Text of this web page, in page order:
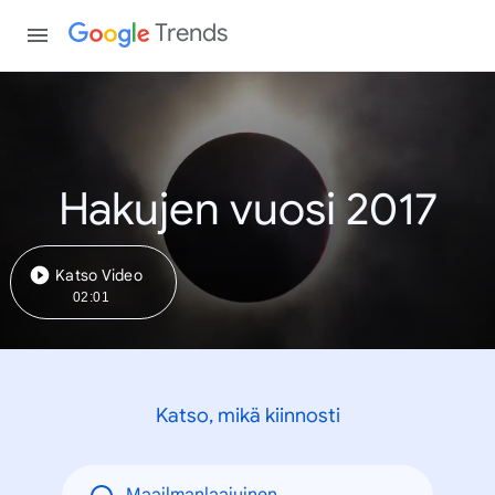
Trends
Hakujen vuosi 2017
Katso Video
02:01
Katso, mikä kiinnosti